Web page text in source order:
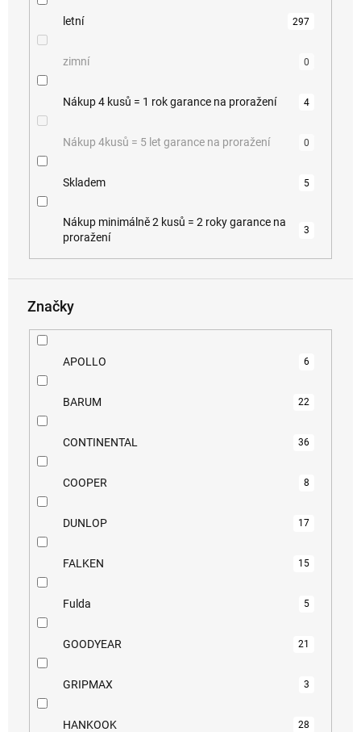
letní 297
zimní 0
Nákup 4 kusů = 1 rok garance na proražení 4
Nákup 4kusů = 5 let garance na proražení 0
Skladem 5
Nákup minimálně 2 kusů = 2 roky garance na
proražení
3
Značky
APOLLO 6
BARUM 22
CONTINENTAL 36
COOPER 8
DUNLOP 17
FALKEN 15
Fulda 5
GOODYEAR 21
GRIPMAX 3
HANKOOK 28